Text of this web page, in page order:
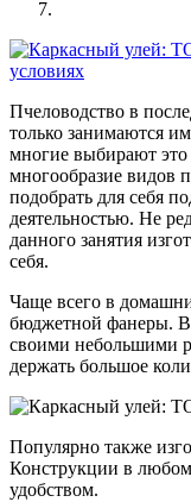
Пчеловодство в
только занимаются
многие выбирают это
многообразие видов
подобрать для себя
деятельностью. Не
данного занятия
себя.
Чаще всего в
бюджетной фанеры. В
своими небольшими
держать большое
Популярно также
Конструкции в любом
удобством.